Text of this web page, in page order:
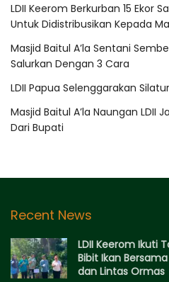
LDII Keerom Berkurban 15 Ekor
Untuk Didistribusikan Kepada
Masjid Baitul A’la Sentani
Salurkan Dengan 3 Cara
LDII Papua Selenggarakan
Masjid Baitul A’la Naungan LDII
Dari Bupati
Recent News
LDII Keerom Ikuti
Bibit Ikan
dan Lintas Ormas